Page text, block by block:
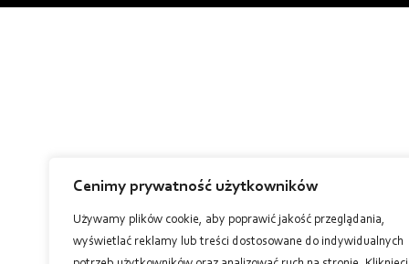
Cenimy prywatność użytkowników
Używamy plików cookie, aby poprawić jakość przeglądania,
wyświetlać reklamy lub treści dostosowane do indywidualnych